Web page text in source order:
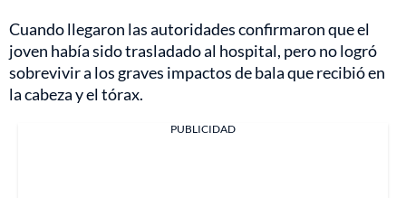
Cuando llegaron las autoridades confirmaron que el
joven había sido trasladado al hospital, pero no logró
sobrevivir a los graves impactos de bala que recibió en
la cabeza y el tórax.
PUBLICIDAD